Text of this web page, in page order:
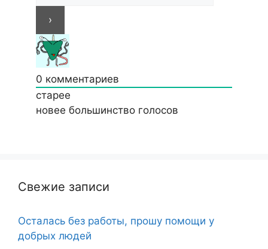
0 комментариев
старее
новее большинство голосов
Свежие записи
Осталась без работы, прошу помощи у
добрых людей